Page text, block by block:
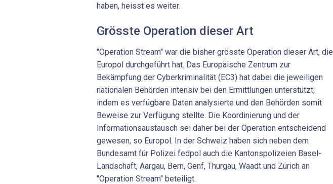
haben, heisst es weiter.
Grösste Operation dieser Art
"Operation Stream" war die bisher grösste Operation dieser Art, die
Europol durchgeführt hat. Das Europäische Zentrum zur
Bekämpfung der Cyberkriminalität (EC3) hat dabei die jeweiligen
nationalen Behörden intensiv bei den Ermittlungen unterstützt,
indem es verfügbare Daten analysierte und den Behörden somit
Beweise zur Verfügung stellte. Die Koordinierung und der
Informationsaustausch sei daher bei der Operation entscheidend
gewesen, so Europol. In der Schweiz haben sich neben dem
Bundesamt für Polizei fedpol auch die Kantonspolizeien Basel-
Landschaft, Aargau, Bern, Genf, Thurgau, Waadt und Zürich an
"Operation Stream" beteiligt.